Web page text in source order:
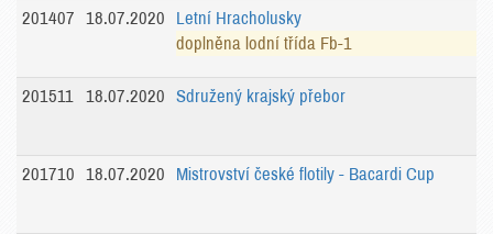
201407 18.07.2020
Letní Hracholusky
doplněna lodní třída Fb-1
201511 18.07.2020 Sdružený krajský přebor
201710 18.07.2020 Mistrovství české flotily - Bacardi Cup